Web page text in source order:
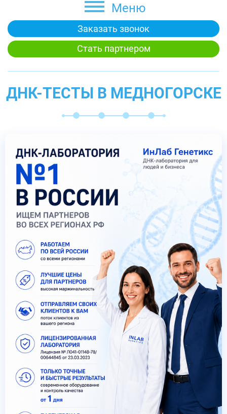
Меню
Заказать звонок
Стать партнером
ДНК-ТЕСТЫ В МЕДНОГОРСКЕ